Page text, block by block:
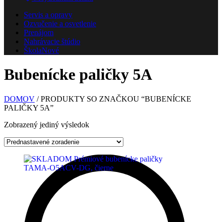
Servis a opravy
Ozvučenie a osvetlenie
Prenájom
Nahrávacie štúdio
ŠkolaNové
Bubenícke paličky 5A
DOMOV / PRODUKTY SO ZNAČKOU “BUBENÍCKE
PALIČKY 5A”
Zobrazený jediný výsledok